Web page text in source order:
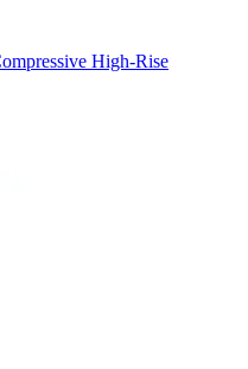
High-Rise